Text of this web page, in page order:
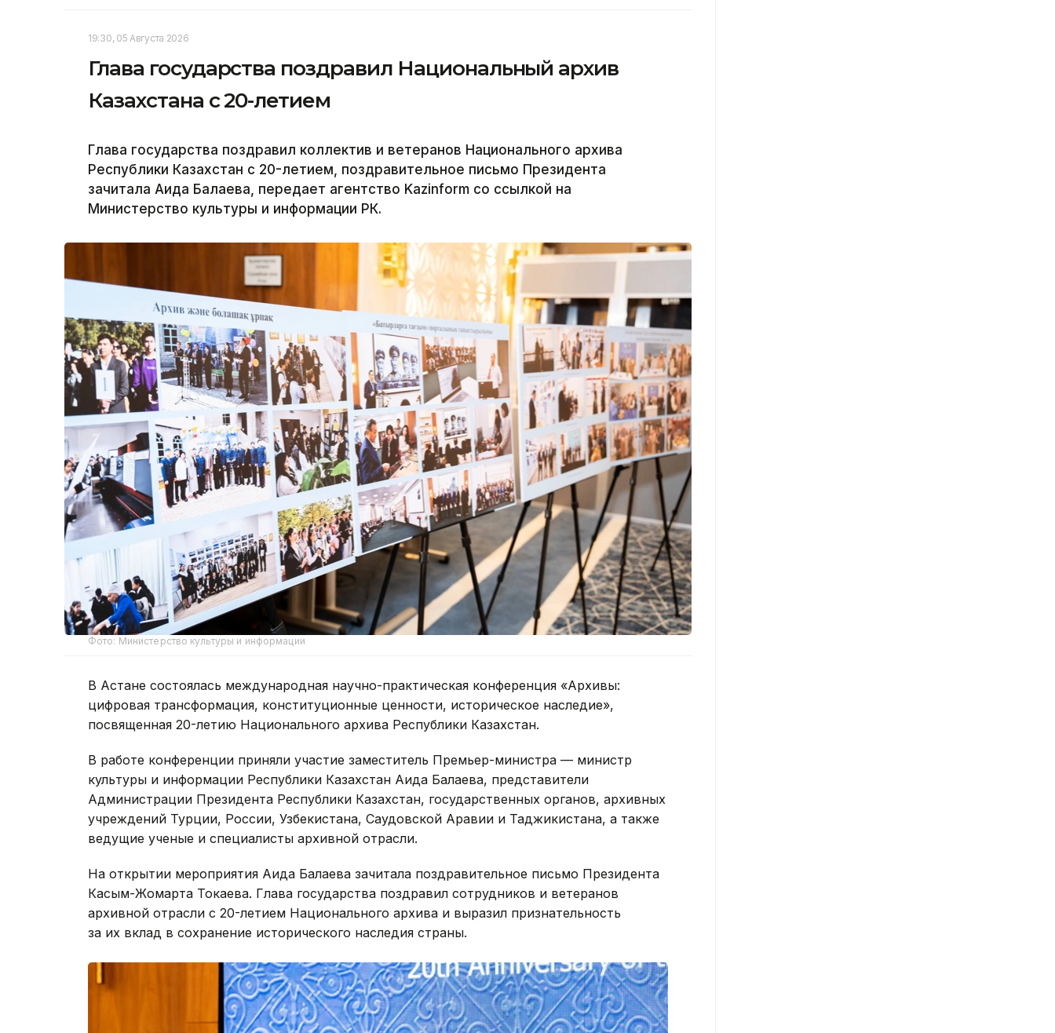
19:30, 05 Августа 2026
Глава государства поздравил Национальный архив
Казахстана с 20-летием
Глава государства поздравил коллектив и ветеранов Национального архива
Республики Казахстан с 20-летием, поздравительное письмо Президента
зачитала Аида Балаева, передает агентство Kazinform со ссылкой на
Министерство культуры и информации РК.
Фото: Министерство культуры и информации
В Астане состоялась международная научно-практическая конференция «Архивы:
цифровая трансформация, конституционные ценности, историческое наследие»,
посвященная 20-летию Национального архива Республики Казахстан.
В работе конференции приняли участие заместитель Премьер-министра — министр
культуры и информации Республики Казахстан Аида Балаева, представители
Администрации Президента Республики Казахстан, государственных органов, архивных
учреждений Турции, России, Узбекистана, Саудовской Аравии и Таджикистана, а также
ведущие ученые и специалисты архивной отрасли.
На открытии мероприятия Аида Балаева зачитала поздравительное письмо Президента
Касым-Жомарта Токаева. Глава государства поздравил сотрудников и ветеранов
архивной отрасли с 20-летием Национального архива и выразил признательность
за их вклад в сохранение исторического наследия страны.